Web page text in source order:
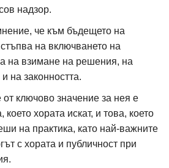
надзор.
че към бъдещето на
на включването на
на взимане на решения, на
на законността.
от ключово значение за нея е
хората искат, и това, което
на практика, като най-важните
с хората и публичност при